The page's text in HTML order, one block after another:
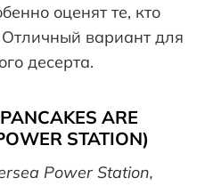
оценят те, кто
вариант для
десерта.
ARE
STATION)
Power Station,